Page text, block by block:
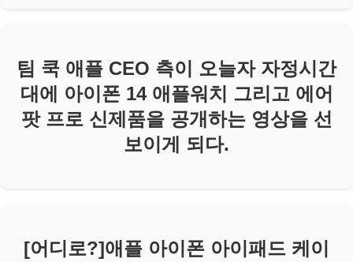
팀 쿡 애플 CEO 측이 오늘자 자정시간
대에 아이폰 14 애플워치 그리고 에어
팟 프로 신제품을 공개하는 영상을 선
보이게 되다.
[어디로?]애플 아이폰 아이패드 케이